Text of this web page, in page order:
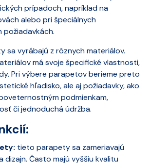
prípadoch, napríklad na
alebo pri špeciálnych
sa vyrábajú z rôznych materiálov.
má svoje špecifické vlastnosti,
Pri výbere parapetov berieme preto
hľadisko, ale aj požiadavky, ako
podmienkam,
či jednoduchá údržba.
tieto parapety sa zameriavajú
dizajn. Často majú vyššiu kvalitu